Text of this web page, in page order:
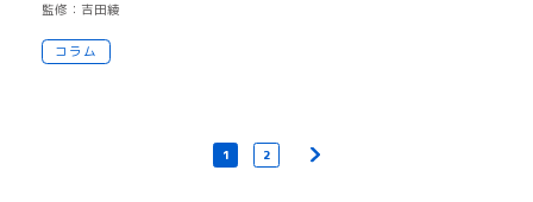
監修 ： 吉田綾
コラム
1 2